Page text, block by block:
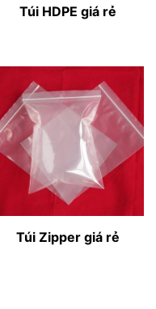
Túi HDPE giá rẻ
Túi Zipper giá rẻ